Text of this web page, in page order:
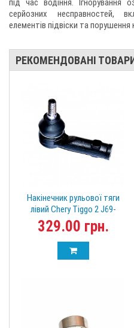
під час водіння.
серйозних несправностей,
елементів підвіски та
РЕКОМЕНДОВАНІ
Накінечник рульової тяги
лівий Chery Tiggo 2 J69-
3401330 Тигго2
329.00 грн.